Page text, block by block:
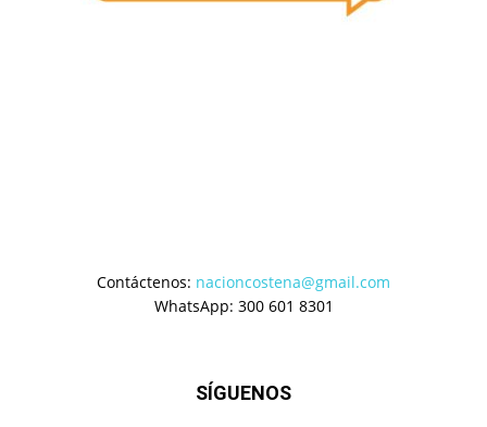
Contáctenos: nacioncostena@gmail.com
WhatsApp: 300 601 8301
SÍGUENOS